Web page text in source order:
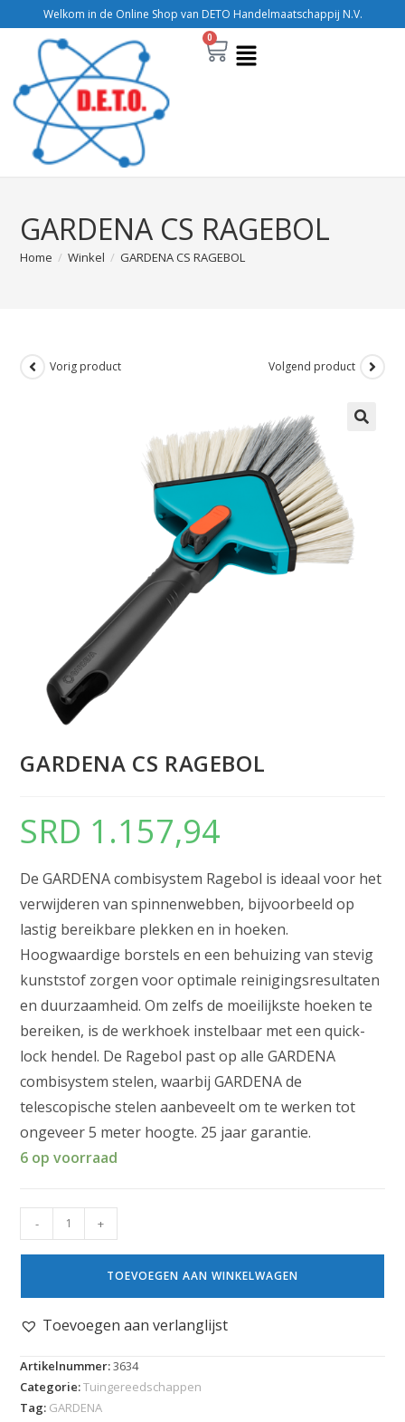
Welkom in de Online Shop van DETO Handelmaatschappij N.V.
0
GARDENA CS RAGEBOL
Home / Winkel / GARDENA CS RAGEBOL
Vorig product Volgend product
GARDENA CS RAGEBOL
SRD 1.157,94
De GARDENA combisystem Ragebol is ideaal voor het
verwijderen van spinnenwebben, bijvoorbeeld op
lastig bereikbare plekken en in hoeken.
Hoogwaardige borstels en een behuizing van stevig
kunststof zorgen voor optimale reinigingsresultaten
en duurzaamheid. Om zelfs de moeilijkste hoeken te
bereiken, is de werkhoek instelbaar met een quick-
lock hendel. De Ragebol past op alle GARDENA
combisystem stelen, waarbij GARDENA de
telescopische stelen aanbeveelt om te werken tot
ongeveer 5 meter hoogte. 25 jaar garantie.
6 op voorraad
- +
TOEVOEGEN AAN WINKELWAGEN
Toevoegen aan verlanglijst
Artikelnummer:3634
Categorie:Tuingereedschappen
Tag: GARDENA